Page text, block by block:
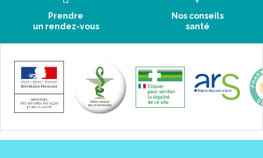
Prendre
un rendez-vous
Nos conseils
santé